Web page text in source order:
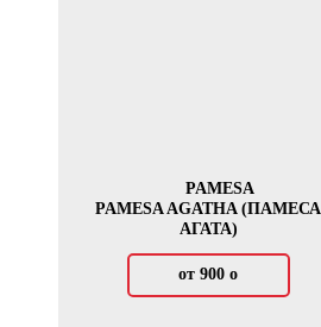
PAMESA
PAMESA AGATHA (ПАМЕСА
АГАТА)
от 900о